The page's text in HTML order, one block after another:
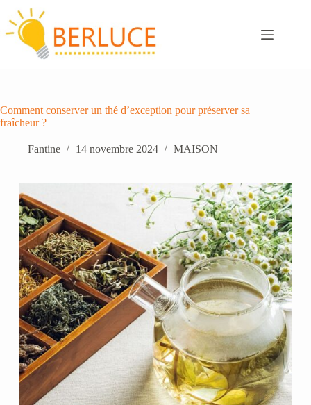
au
contenu
Comment conserver un thé d’exception pour préserver sa
fraîcheur ?
Fantine 14 novembre 2024 MAISON